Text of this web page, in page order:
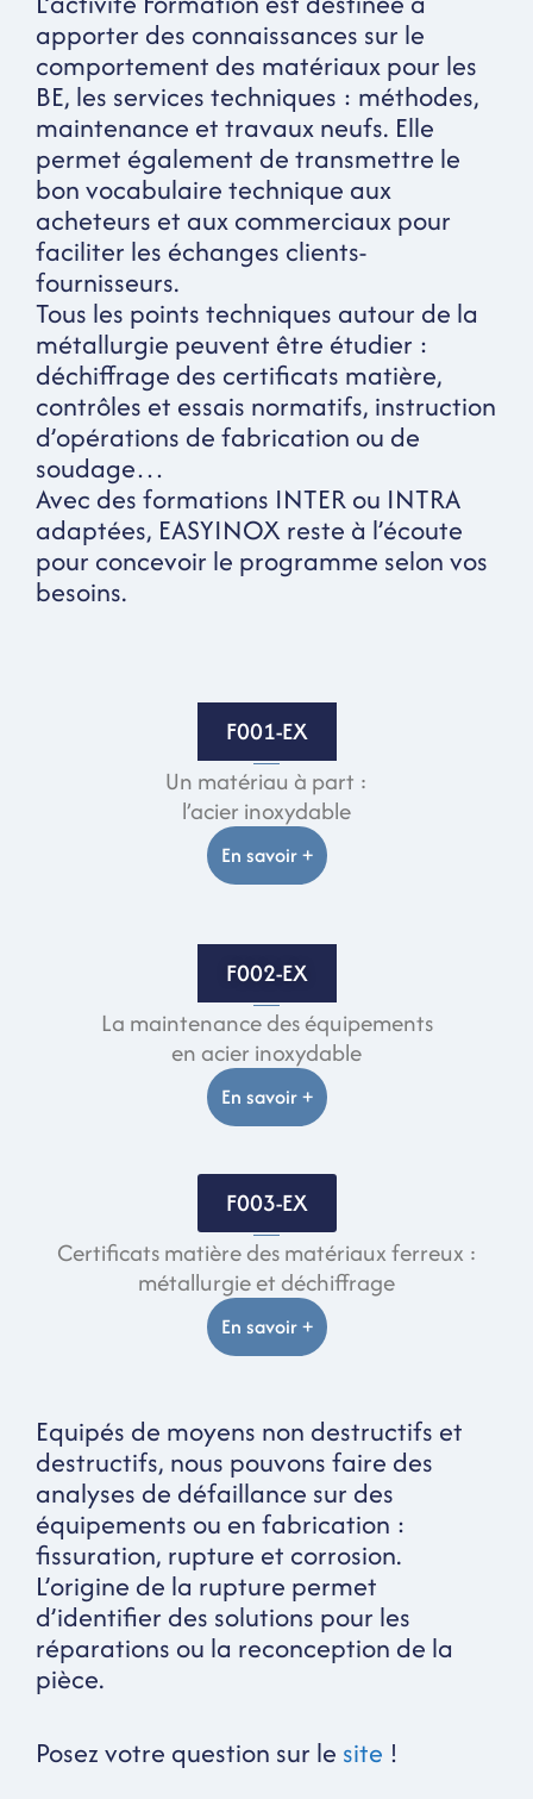
apporter des connaissances sur le
comportement des matériaux pour les
BE, les services techniques : méthodes,
maintenance et travaux neufs. Elle
permet également de transmettre le
bon vocabulaire technique aux
acheteurs et aux commerciaux pour
faciliter les échanges clients-
fournisseurs.
Tous les points techniques autour de la
métallurgie peuvent être étudier :
déchiffrage des certificats matière,
contrôles et essais normatifs, instruction
d’opérations de fabrication ou de
soudage…
Avec des formations INTER ou INTRA
adaptées, EASYINOX reste à l’écoute
pour concevoir le programme selon vos
besoins.
F001-EX
Un matériau à part :
l’acier inoxydable
En savoir +
F002-EX
La maintenance des équipements
en acier inoxydable
En savoir +
F003-EX
Certificats matière des matériaux ferreux :
métallurgie et déchiffrage
En savoir +
Equipés de moyens non destructifs et
destructifs, nous pouvons faire des
analyses de défaillance sur des
équipements ou en fabrication :
fissuration, rupture et corrosion.
L’origine de la rupture permet
d’identifier des solutions pour les
réparations ou la reconception de la
pièce.
Posez votre question sur le site !